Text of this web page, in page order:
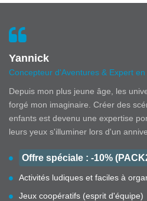
Yannick
Concepteur d'Aventures & Expert
Depuis mon plus jeune âge, les
forgé mon imaginaire. Créer des
enfants est devenu une expertise
leurs yeux s'illuminer lors d'un
Offre spéciale : -10%
Activités ludiques et faciles à
Jeux coopératifs (esprit d'équipe)